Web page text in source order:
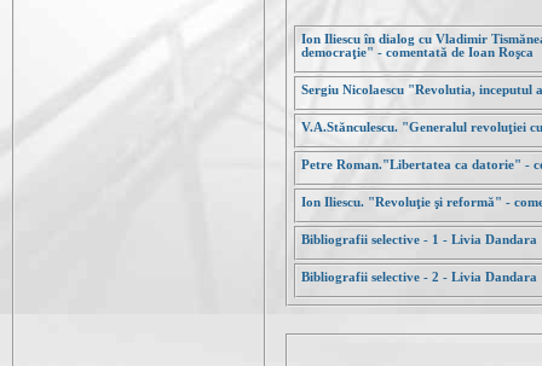
Ion Iliescu în dialog cu Vladimir
democraţie" - comentată de Ioan Roşca
Sergiu Nicolaescu "Revolutia, inceputul
V.A.Stănculescu. "Generalul revoluţiei
Petre Roman."Libertatea ca datorie" -
Ion Iliescu. "Revoluţie şi reformă" -
Bibliografii selective - 1 - Livia Dandara
Bibliografii selective - 2 - Livia Dandara